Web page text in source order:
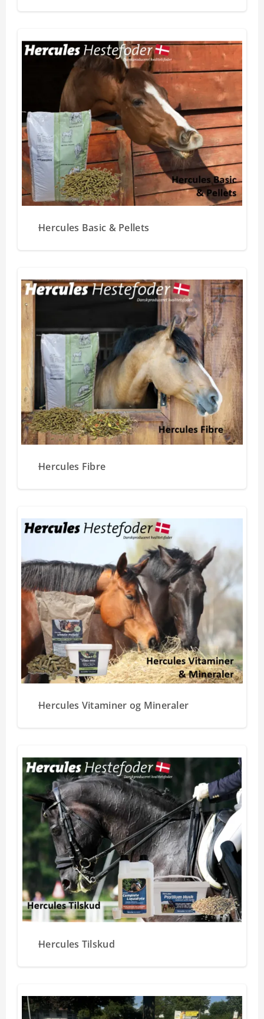
Hercules Basic & Pellets
Hercules Fibre
Hercules Vitaminer og Mineraler
Hercules Tilskud